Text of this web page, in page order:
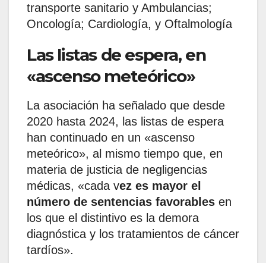
transporte sanitario y Ambulancias;
Oncología; Cardiología, y Oftalmología
Las listas de espera, en
«ascenso meteórico»
La asociación ha señalado que desde
2020 hasta 2024, las listas de espera
han continuado en un «ascenso
meteórico», al mismo tiempo que, en
materia de justicia de negligencias
médicas, «cada vez es mayor el
número de sentencias favorables en
los que el distintivo es la demora
diagnóstica y los tratamientos de cáncer
tardíos».